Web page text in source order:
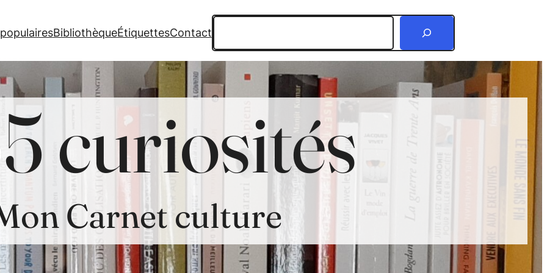
BibliothèqueÉtiquettesContact
curiosités
Carnet culture